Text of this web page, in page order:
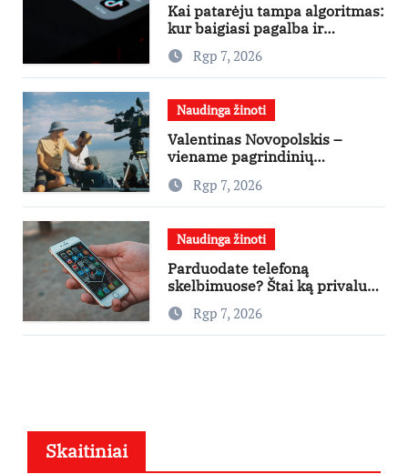
Kai patarėju tampa algoritmas:
kur baigiasi pagalba ir
prasideda reklama?
Rgp 7, 2026
Naudinga žinoti
Valentinas Novopolskis –
viename pagrindinių
vaidmenų penkių šalių filme
„Nugalėtoja“: Lietuvos kino
teatruose – nuo rugpjūčio 7-
osios
Rgp 7, 2026
Naudinga žinoti
Parduodate telefoną
skelbimuose? Štai ką privalu
padaryti
Rgp 7, 2026
Skaitiniai